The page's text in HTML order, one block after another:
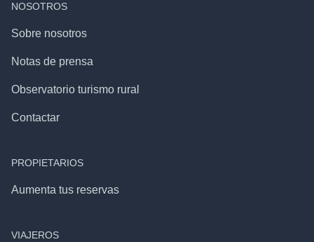
NOSOTROS
Sobre nosotros
Notas de prensa
Observatorio turismo rural
Contactar
PROPIETARIOS
Aumenta tus reservas
VIAJEROS